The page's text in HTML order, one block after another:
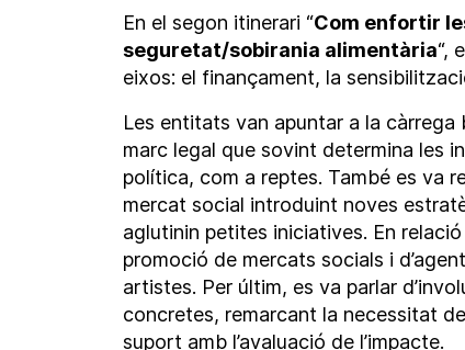
En el segon itinerari “Com enfortir
seguretat/sobirania alimentària“,
eixos: el finançament, la
Les entitats van apuntar a la
marc legal que sovint determina les
política, com a reptes. També es va
mercat social introduint noves
aglutinin petites iniciatives. En
promoció de mercats socials i
artistes. Per últim, es va parlar
concretes, remarcant la necessitat
suport amb l’avaluació de l’impacte.